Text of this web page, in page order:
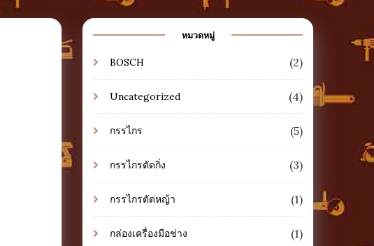
วามรู้เครื่องมือ
หมวดหมู่
BOSCH (2)
Uncategorized (4)
กรรไกร (5)
กรรไกรตัดกิ่ง (3)
กรรไกรตัดหญ้า (1)
กล่องเครื่องมือช่าง (1)